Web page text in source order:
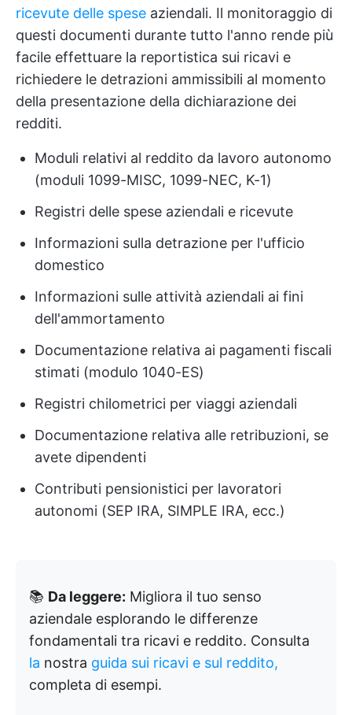
ricevute delle spese aziendali. Il monitoraggio di
questi documenti durante tutto l'anno rende più
facile effettuare la reportistica sui ricavi e
richiedere le detrazioni ammissibili al momento
della presentazione della dichiarazione dei
redditi.
Moduli relativi al reddito da lavoro autonomo
(moduli 1099-MISC, 1099-NEC, K-1)
Registri delle spese aziendali e ricevute
Informazioni sulla detrazione per l'ufficio
domestico
Informazioni sulle attività aziendali ai fini
dell'ammortamento
Documentazione relativa ai pagamenti fiscali
stimati (modulo 1040-ES)
Registri chilometrici per viaggi aziendali
Documentazione relativa alle retribuzioni, se
avete dipendenti
Contributi pensionistici per lavoratori
autonomi (SEP IRA, SIMPLE IRA, ecc.)
📚 Da leggere: Migliora il tuo senso
aziendale esplorando le differenze
fondamentali tra ricavi e reddito. Consulta
la nostra guida sui ricavi e sul reddito,
completa di esempi.